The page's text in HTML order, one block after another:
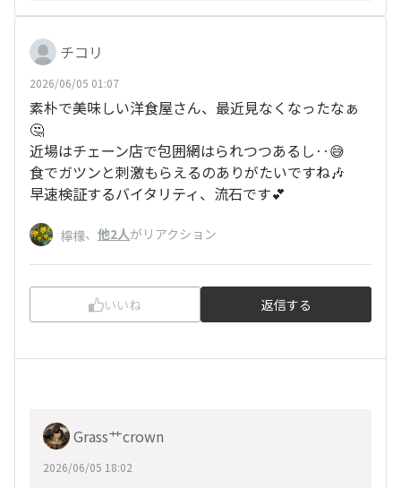
チコリ
2026/06/05 01:07
素朴で美味しい洋食屋さん、最近見なくなったなぁ
🤔
近場はチェーン店で包囲網はられつつあるし‥😅
食でガツンと刺激もらえるのありがたいですね🎶
早速検証するバイタリティ、流石です💕
檸檬、 他2人がリアクション
いいね 返信する
Grass艹crown
2026/06/05 18:02